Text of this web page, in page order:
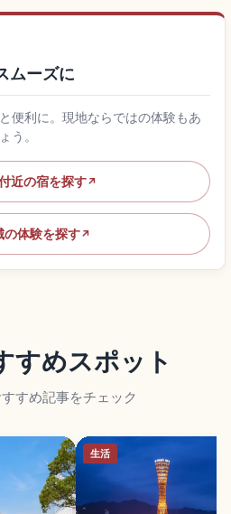
ムーズに
便利に。現地ならではの体験もあ
う。
近の宿を探す↗
の体験を探す↗
すめスポット
すめ記事をチェック
生活